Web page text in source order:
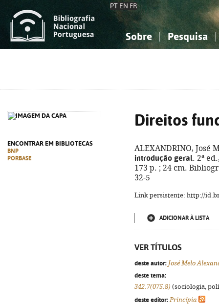
PT EN FR
Sobre Pesquisa
ENCONTRAR EM BIBLIOTECAS
BNP
PORBASE
Direitos
ALEXANDRINO, José
introdução geral. 2ª
173 p. ; 24 cm.
32-5
Link persistente: http://
ADICIONAR À LISTA
VER TÍTULOS
deste autor: José Melo
deste tema:
342.7(075.8) (sociologia,
deste editor: Princípia